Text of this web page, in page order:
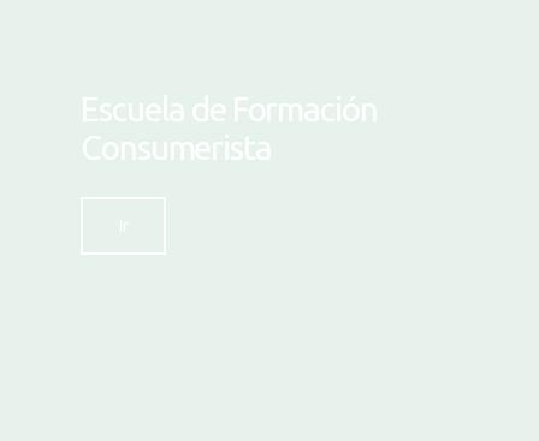
Escuela de Formación
Consumerista
Ir